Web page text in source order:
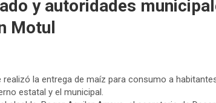
y autoridades
Motul
la entrega de maíz para consumo a
estatal y el municipal.